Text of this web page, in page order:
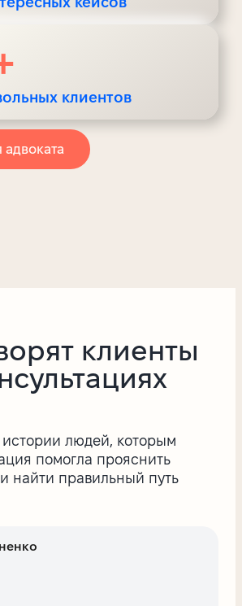
клиентов
адвоката
клиенты
истории людей, которым
помогла прояснить
найти правильный путь